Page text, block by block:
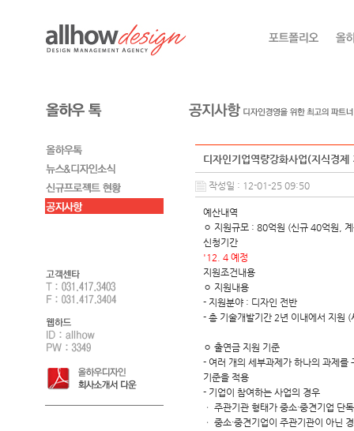
디자인기업역량강화사업(지식경
작성일 : 12-01-25 09:50
예산내역
ㅇ 지원규모 : 80억원 (신규 40억원,
신청기간
'12. 4 예정
지원조건내용
ㅇ 지원내용
- 지원분야 : 디자인 전반
- 총 기술개발기간 2년 이내에서 지원
ㅇ 출연금 지원 기준
- 여러 개의 세부과제가 하나의 과제를
기준을 적용
- 기업이 참여하는 사업의 경우
ㆍ 주관기관 형태가 중소·중견기업
ㆍ 중소·중견기업이 주관기관이 아닌